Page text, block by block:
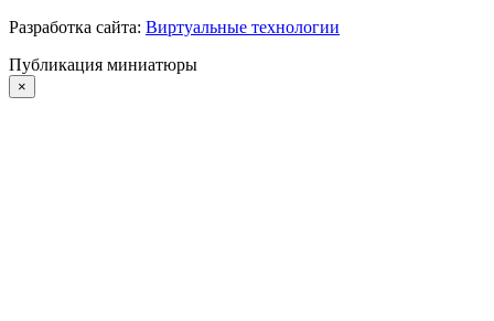
Разработка сайта: Виртуальные технологии
Публикация миниатюры
×